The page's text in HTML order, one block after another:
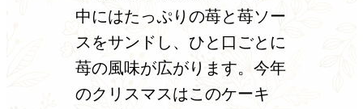
中にはたっぷりの苺と苺ソー
スをサンドし、ひと口ごとに
苺の風味が広がります。今年
のクリスマスはこのケーキ